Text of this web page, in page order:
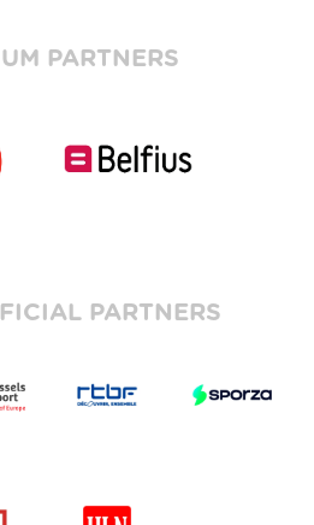
PARTNERS
PARTNERS